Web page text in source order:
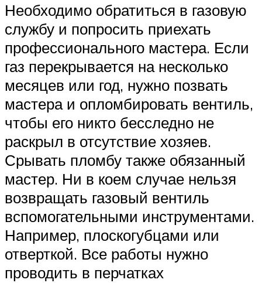
Необходимо обратиться в газовую
службу и попросить приехать
профессионального мастера. Если
газ перекрывается на несколько
месяцев или год, нужно позвать
мастера и опломбировать вентиль,
чтобы его никто бесследно не
раскрыл в отсутствие хозяев.
Срывать пломбу также обязанный
мастер. Ни в коем случае нельзя
возвращать газовый вентиль
вспомогательными инструментами.
Например, плоскогубцами или
отверткой. Все работы нужно
проводить в перчатках